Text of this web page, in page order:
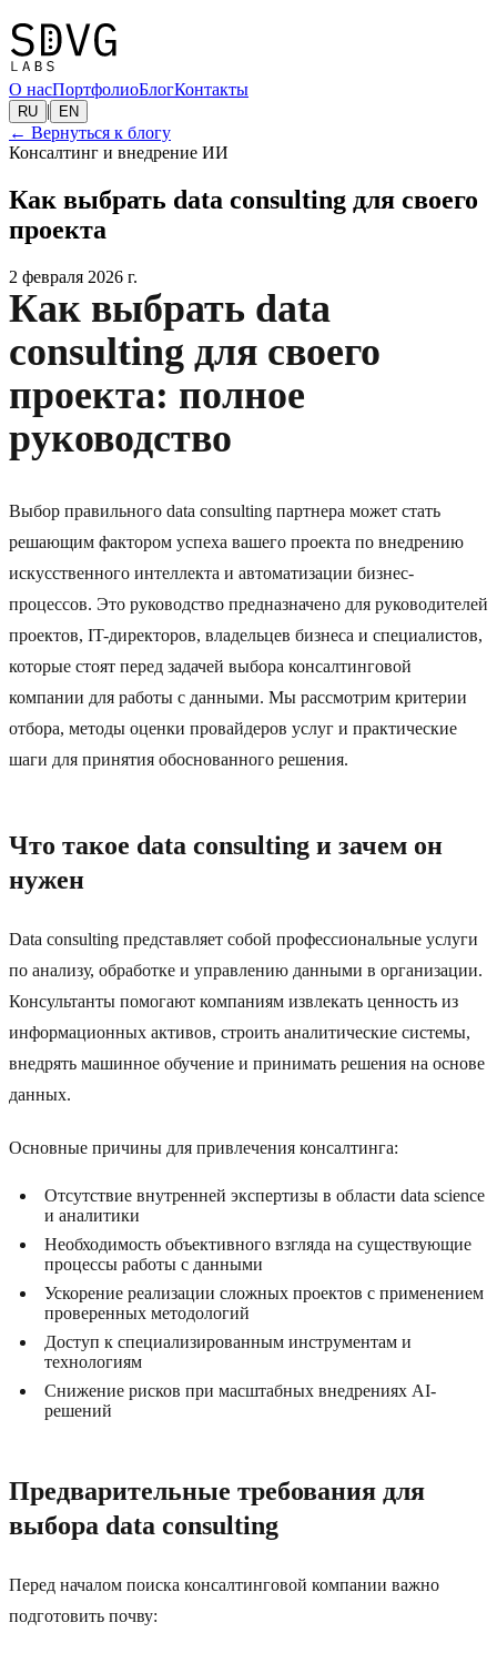
О насПортфолиоБлогКонтакты
RU | EN
← Вернуться к блогу
Консалтинг и внедрение ИИ
Как выбрать data consulting для своего
проекта
2 февраля 2026 г.
Как выбрать data
consulting для своего
проекта: полное
руководство
Выбор правильного data consulting партнера может стать
решающим фактором успеха вашего проекта по внедрению
искусственного интеллекта и автоматизации бизнес-
процессов. Это руководство предназначено для руководителей
проектов, IT-директоров, владельцев бизнеса и специалистов,
которые стоят перед задачей выбора консалтинговой
компании для работы с данными. Мы рассмотрим критерии
отбора, методы оценки провайдеров услуг и практические
шаги для принятия обоснованного решения.
Что такое data consulting и зачем он
нужен
Data consulting представляет собой профессиональные услуги
по анализу, обработке и управлению данными в организации.
Консультанты помогают компаниям извлекать ценность из
информационных активов, строить аналитические системы,
внедрять машинное обучение и принимать решения на основе
данных.
Основные причины для привлечения консалтинга:
Отсутствие внутренней экспертизы в области data science
и аналитики
Необходимость объективного взгляда на существующие
процессы работы с данными
Ускорение реализации сложных проектов с применением
проверенных методологий
Доступ к специализированным инструментам и
технологиям
Снижение рисков при масштабных внедрениях AI-
решений
Предварительные требования для
выбора data consulting
Перед началом поиска консалтинговой компании важно
подготовить почву: